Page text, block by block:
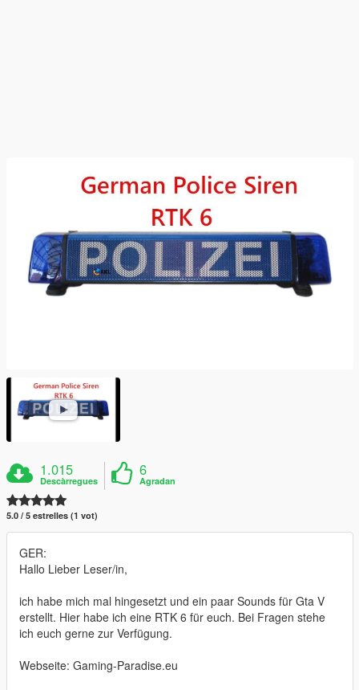
1.015
Descàrregues
6
Agradan
5.0 / 5 estrelles (1 vot)
GER:
Hallo Lieber Leser/in,
ich habe mich mal hingesetzt und ein paar Sounds für Gta V
erstellt. Hier habe ich eine RTK 6 für euch. Bei Fragen stehe
ich euch gerne zur Verfügung.
Webseite: Gaming-Paradise.eu